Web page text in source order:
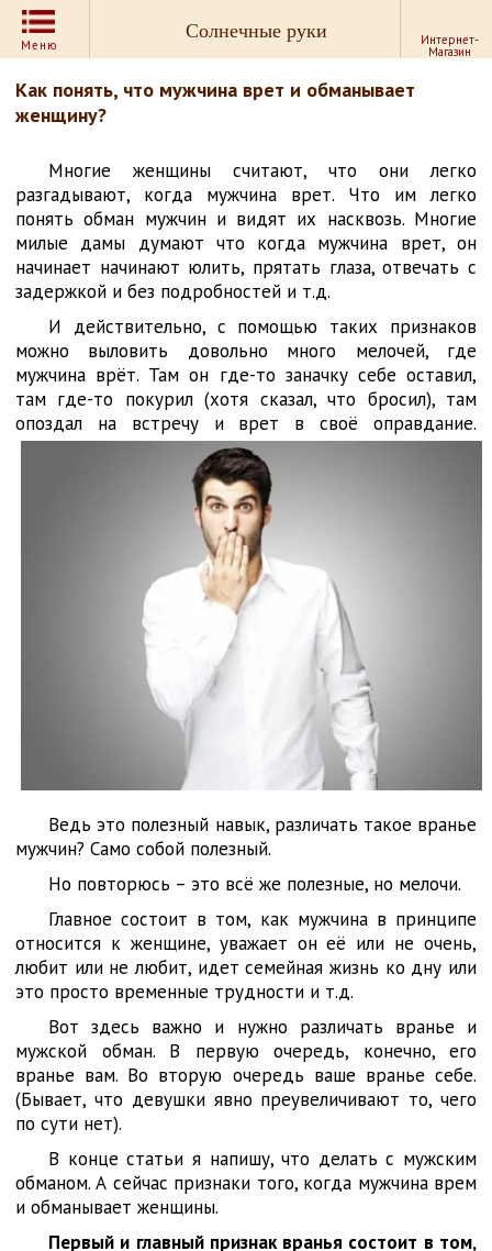
Меню
Солнечные руки Интернет-
Магазин
Как понять, что мужчина врет и обманывает
женщину?
Многие женщины считают, что они легко
разгадывают, когда мужчина врет. Что им легко
понять обман мужчин и видят их насквозь. Многие
милые дамы думают что когда мужчина врет, он
начинает начинают юлить, прятать глаза, отвечать с
задержкой и без подробностей и т.д.
И действительно, с помощью таких признаков
можно выловить довольно много мелочей, где
мужчина врёт. Там он где-то заначку себе оставил,
там где-то покурил (хотя сказал, что бросил), там
опоздал на встречу и врет в своё оправдание.
Ведь это полезный навык, различать такое вранье
мужчин? Само собой полезный.
Но повторюсь – это всё же полезные, но мелочи.
Главное состоит в том, как мужчина в принципе
относится к женщине, уважает он её или не очень,
любит или не любит, идет семейная жизнь ко дну или
это просто временные трудности и т.д.
Вот здесь важно и нужно различать вранье и
мужской обман. В первую очередь, конечно, его
вранье вам. Во вторую очередь ваше вранье себе.
(Бывает, что девушки явно преувеличивают то, чего
по сути нет).
В конце статьи я напишу, что делать с мужским
обманом. А сейчас признаки того, когда мужчина врем
и обманывает женщины.
Первый и главный признак вранья состоит в том,